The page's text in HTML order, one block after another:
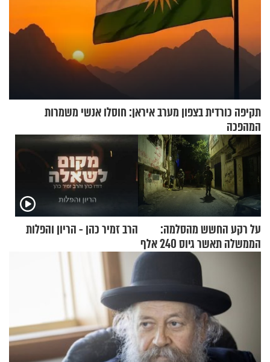
תקיפה כורדית בצפון מערב איראן: חוסלו אנשי משמרות
המהפכה
על רקע החשש מהסלמה:
הממשלה תאשר גיוס 240 אלף
הרב זמיר כהן - הריון והפלות